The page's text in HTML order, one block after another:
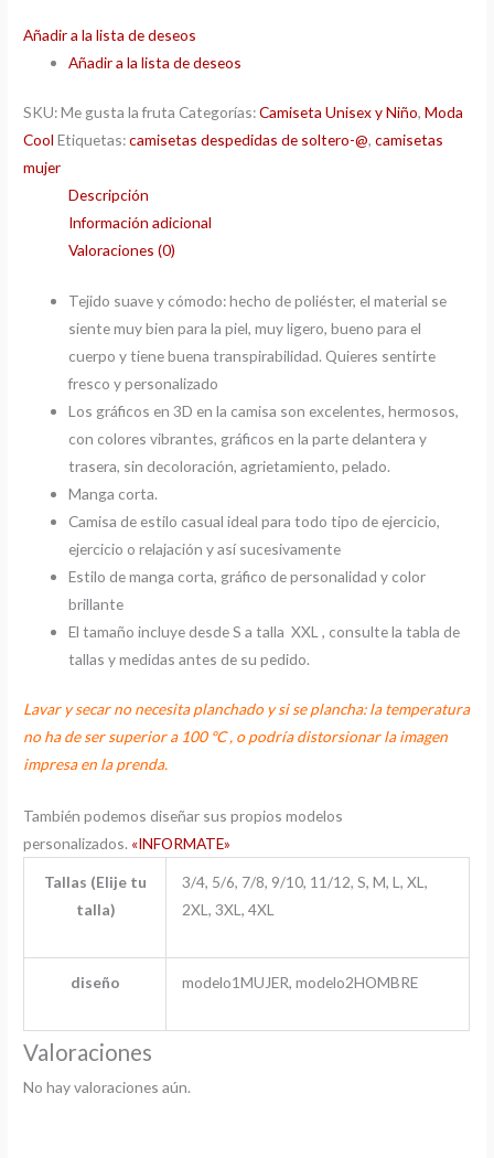
Añadir a la lista de deseos
Añadir a la lista de deseos
SKU:Me gusta la fruta Categorías:Camiseta Unisex y Niño,Moda
Cool Etiquetas:camisetas despedidas de soltero-@,camisetas
mujer
Descripción
Información adicional
Valoraciones (0)
Tejido suave y cómodo: hecho de poliéster, el material se
siente muy bien para la piel, muy ligero, bueno para el
cuerpo y tiene buena transpirabilidad. Quieres sentirte
fresco y personalizado
Los gráficos en 3D en la camisa son excelentes, hermosos,
con colores vibrantes, gráficos en la parte delantera y
trasera, sin decoloración, agrietamiento, pelado.
Manga corta.
Camisa de estilo casual ideal para todo tipo de ejercicio,
ejercicio o relajación y así sucesivamente
Estilo de manga corta, gráfico de personalidad y color
brillante
El tamaño incluye desde S a talla XXL , consulte la tabla de
tallas y medidas antes de su pedido.
Lavar y secar no necesita planchado y si se plancha: la temperatura
no ha de ser superior a 100 ºC , o podría distorsionar la imagen
impresa en la prenda.
También podemos diseñar sus propios modelos
personalizados. «INFORMATE»
Tallas (Elije tu
talla)
3/4, 5/6, 7/8, 9/10, 11/12, S, M, L, XL,
2XL, 3XL, 4XL
diseño modelo1MUJER, modelo2HOMBRE
Valoraciones
No hay valoraciones aún.